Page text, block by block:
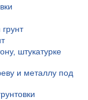
штукатурке
и металлу под